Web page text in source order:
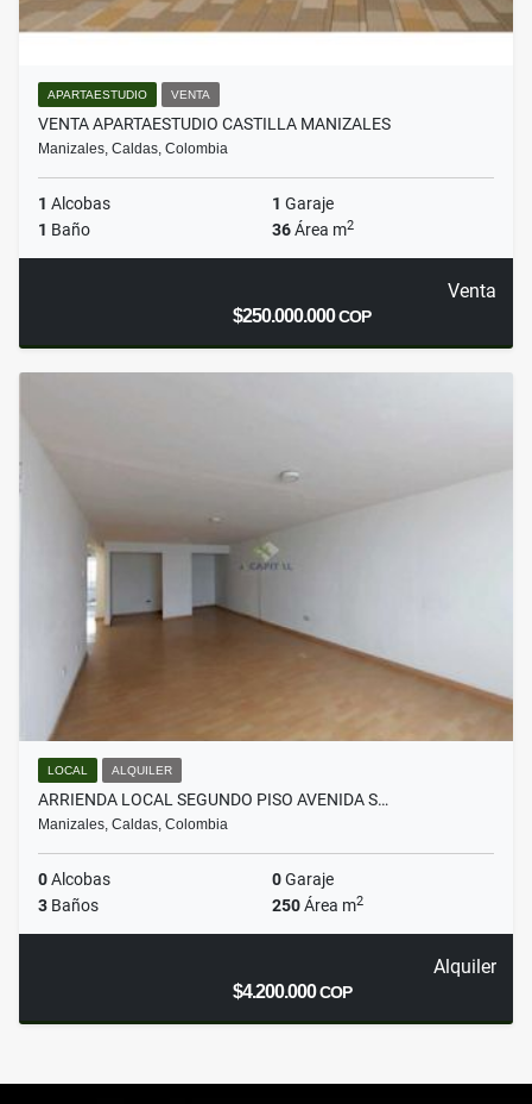
APARTAESTUDIO VENTA
VENTA APARTAESTUDIO CASTILLA MANIZALES
Manizales, Caldas, Colombia
1 Alcobas 1 Garaje
1 Baño 36Área m2
Venta
$250.000.000COP
LOCAL ALQUILER
ARRIENDA LOCAL SEGUNDO PISO AVENIDA S…
Manizales, Caldas, Colombia
0Alcobas 0Garaje
3 Baños 250Área m2
Alquiler
$4.200.000COP